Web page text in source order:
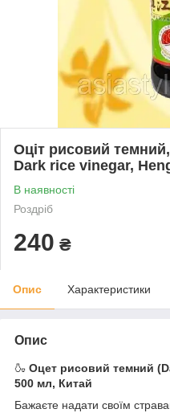
Оціт рисовий
Dark rice vinegar,
В наявності
Роздріб
240 ₴
Опис Характеристики
Опис
🍶 Оцет рисовий темний
500 мл, Китай
Бажаєте надати своїм